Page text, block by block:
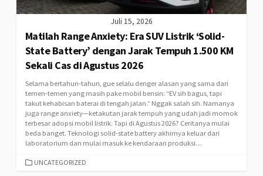
Juli 15, 2026
Matilah Range Anxiety: Era SUV Listrik ‘Solid-
State Battery’ dengan Jarak Tempuh 1.500 KM
Sekali Cas di Agustus 2026
Selama bertahun-tahun, gue selalu denger alasan yang sama dari
temen-temen yang masih pake mobil bensin: “EV sih bagus, tapi
takut kehabisan baterai di tengah jalan.” Nggak salah sih. Namanya
juga range anxiety—ketakutan jarak tempuh yang udah jadi momok
terbesar adopsi mobil listrik. Tapi di Agustus 2026? Ceritanya mulai
beda banget. Teknologi solid-state battery akhirnya keluar dari
laboratorium dan mulai masuk ke kendaraan produksi....
CATEGORIES
UNCATEGORIZED